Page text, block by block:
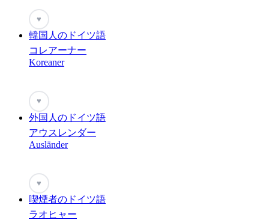
♥
韓国人のドイツ語
コレアーナー
Koreaner
♥
外国人のドイツ語
アウスレンダー
Ausländer
♥
喫煙者のドイツ語
ラオヒャー